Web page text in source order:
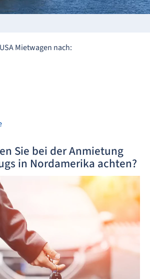
Mietwagen nach:
Sie bei der Anmietung
in Nordamerika achten?